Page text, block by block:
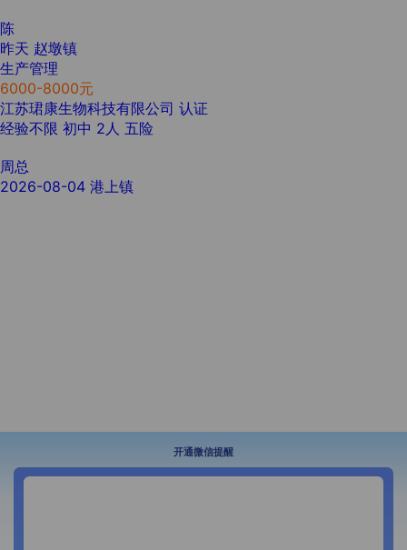
陈
昨天 赵墩镇
生产管理
6000-8000元
江苏珺康生物科技有限公司 认证
经验不限 初中 2人 五险
周总
2026-08-04 港上镇
开通微信提醒